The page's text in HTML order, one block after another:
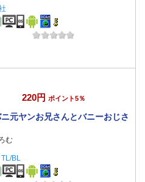
コミック
220円 ポイント5％
元ヤンお兄さんとバニーおじさ
む
TL/BL
コミック